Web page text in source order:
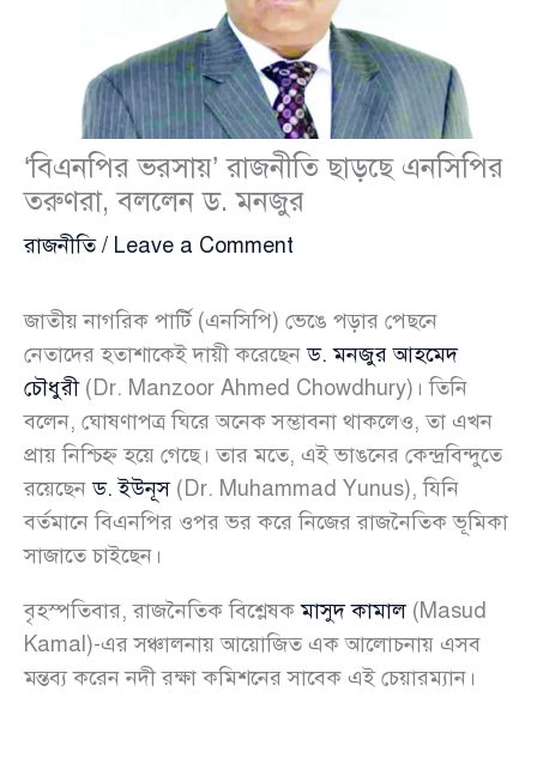
‘বিএনপির ভরসায়’ রাজনীতি ছাড়ছে এনসিপির
তরুণরা, বললেন ড. মনজুর
রাজনীতি/ Leave a Comment
জাতীয় নাগরিক পার্টি (এনসিপি) ভেঙে পড়ার পেছনে
নেতাদের হতাশাকেই দায়ী করেছেনড. মনজুর আহমেদ
চৌধুরী(Dr. Manzoor Ahmed Chowdhury)। তিনি
বলেন, ঘোষণাপত্র ঘিরে অনেক সম্ভাবনা থাকলেও, তা এখন
প্রায় নিশ্চিহ্ন হয়ে গেছে। তার মতে, এই ভাঙনের কেন্দ্রবিন্দুতে
রয়েছেনড. ইউনূস(Dr. Muhammad Yunus), যিনি
বর্তমানে বিএনপির ওপর ভর করে নিজের রাজনৈতিক ভূমিকা
সাজাতে চাইছেন।
বৃহস্পতিবার, রাজনৈতিক বিশ্লেষকমাসুদ কামাল(Masud
Kamal)-এর সঞ্চালনায় আয়োজিত এক আলোচনায় এসব
মন্তব্য করেন নদী রক্ষা কমিশনের সাবেক এই চেয়ারম্যান।